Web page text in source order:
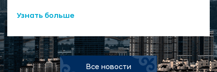
Узнать больше
Все новости